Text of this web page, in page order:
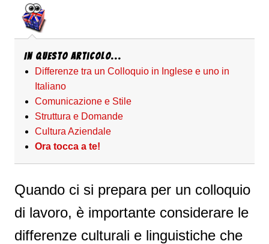
In questo articolo...
Differenze tra un Colloquio in Inglese e uno in
Italiano
Comunicazione e Stile
Struttura e Domande
Cultura Aziendale
Ora tocca a te!
Quando ci si prepara per un colloquio
di lavoro, è importante considerare le
differenze culturali e linguistiche che